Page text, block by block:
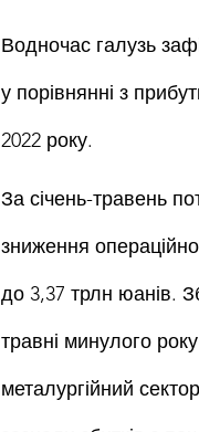
Водночас галузь
у порівнянні з
2022 року.
За січень-травень
зниження
до 3,37 трлн юанів.
травні минулого
металургійний